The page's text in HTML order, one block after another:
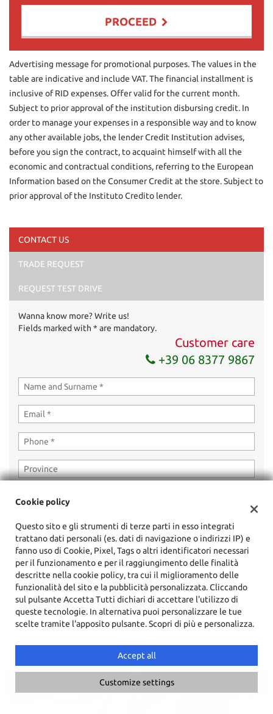
PROCEED
Contact us
I have read and accept
purposes
Send your request
Advertising message for promotional purposes. The values in the
table are indicative and include VAT. The financial installment is
inclusive of RID expenses. Offer valid for the current month.
Subject to prior approval of the institution disbursing credit. In
order to manage your expenses in a responsible way and to know
any other available jobs, the lender Credit Institution advises,
before you sign the contract, to acquaint himself with all the
economic and contractual conditions, referring to the European
Information based on the Consumer Credit at the store. Subject to
prior approval of the Instituto Credito lender.
CONTACT US
TRADE REQUEST
REQUEST TEST DRIVE
Wanna know more? Write us!
Fields marked with * are mandatory.
Customer care
+39 06 8377 9867
I have read and accept the privacy policy*
I consent to the processing of my data for marketing
purposes
Contact a consultant
LATEST ARRIVES
Cookie policy
Questo sito e gli strumenti di terze parti in esso integrati
trattano dati personali (es. dati di navigazione o indirizzi IP) e
fanno uso di Cookie, Pixel, Tags o altri identificatori necessari
per il funzionamento e per il raggiungimento delle finalità
descritte nella cookie policy, tra cui il miglioramento delle
funzionalità del sito e la pubblicità personalizzata. Cliccando
sul pulsante Accetta Tutti dichiari di accettare l'utilizzo di
queste tecnologie. In alternativa puoi personalizzare le tue
scelte tramite l'apposito pulsante. Scopri di più e personalizza.
Accept all
Customize settings